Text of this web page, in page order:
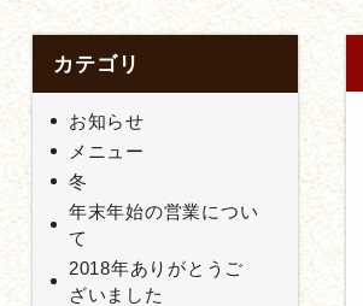
カテゴリ
お知らせ
メニュー
冬
年末年始の営業につい
て
2018年ありがとうご
ざいました